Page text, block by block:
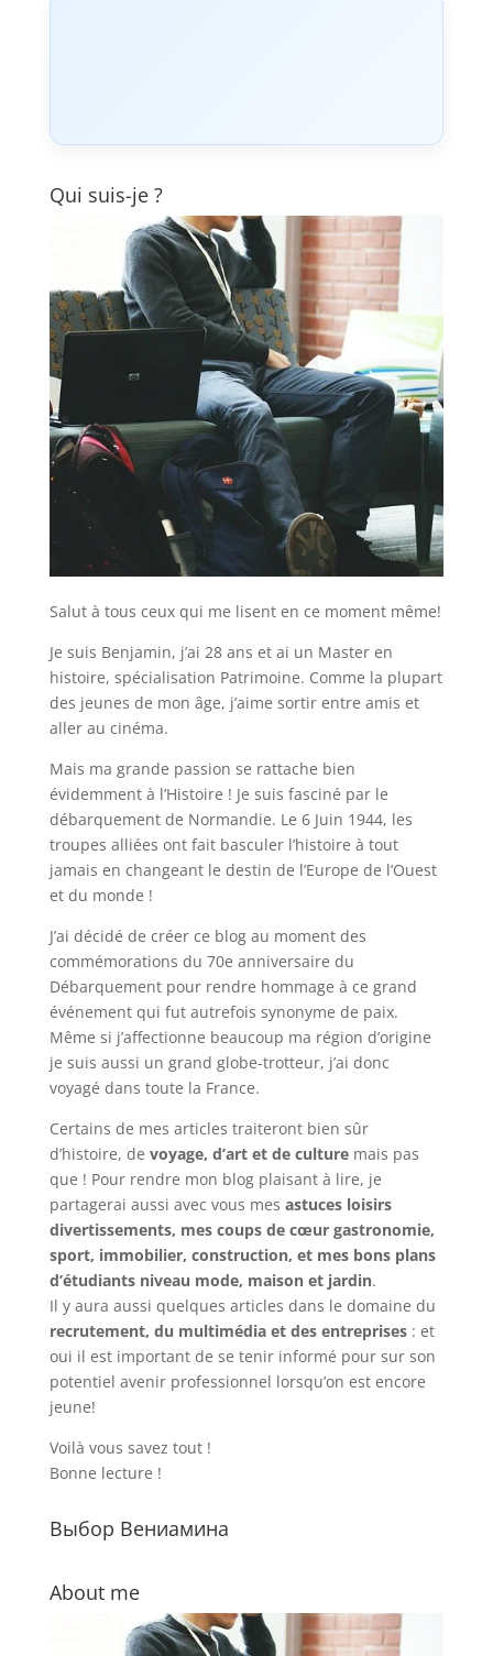
Qui suis-je ?
Salut à tous ceux qui me lisent en ce moment même!
Je suis Benjamin, j’ai 28 ans et ai un Master en
histoire, spécialisation Patrimoine. Comme la plupart
des jeunes de mon âge, j’aime sortir entre amis et
aller au cinéma.
Mais ma grande passion se rattache bien
évidemment à l’Histoire ! Je suis fasciné par le
débarquement de Normandie. Le 6 Juin 1944, les
troupes alliées ont fait basculer l’histoire à tout
jamais en changeant le destin de l’Europe de l’Ouest
et du monde !
J’ai décidé de créer ce blog au moment des
commémorations du 70e anniversaire du
Débarquement pour rendre hommage à ce grand
événement qui fut autrefois synonyme de paix.
Même si j’affectionne beaucoup ma région d’origine
je suis aussi un grand globe-trotteur, j’ai donc
voyagé dans toute la France.
Certains de mes articles traiteront bien sûr
d’histoire, de voyage, d’art et de culturemais pas
que ! Pour rendre mon blog plaisant à lire, je
partagerai aussi avec vous mes astuces loisirs
divertissements, mes coups de cœur gastronomie,
sport, immobilier, construction, et mes bons plans
d’étudiants niveau mode, maison et jardin.
Il y aura aussi quelques articles dans le domaine du
recrutement, du multimédia et des entreprises: et
oui il est important de se tenir informé pour sur son
potentiel avenir professionnel lorsqu’on est encore
jeune!
Voilà vous savez tout !
Bonne lecture !
Выбор Вениамина
About me